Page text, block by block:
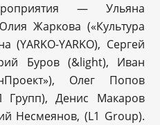
— Ульяна
Жаркова («Культура
(YARKO-YARKO), Сергей
Буров (&light), Иван
Олег Попов
Групп), Денис Макаров
Несмеянов, (L1 Group).